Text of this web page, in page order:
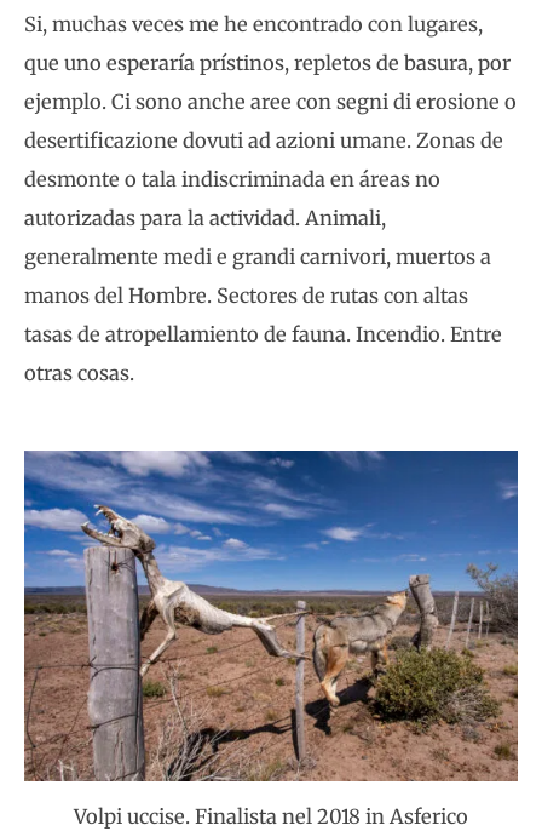
Si, muchas veces me he encontrado con lugares,
que uno esperaría prístinos, repletos de basura, por
ejemplo. Ci sono anche aree con segni di erosione o
desertificazione dovuti ad azioni umane. Zonas de
desmonte o tala indiscriminada en áreas no
autorizadas para la actividad. Animali,
generalmente medi e grandi carnivori, muertos a
manos del Hombre. Sectores de rutas con altas
tasas de atropellamiento de fauna. Incendio. Entre
otras cosas.
Volpi uccise. Finalista nel 2018 in Asferico